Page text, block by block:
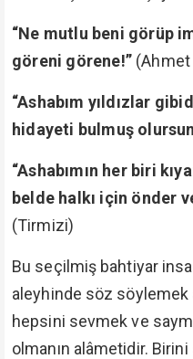
“Ne mutlu beni görüp
göreni görene!” (Ahmet
“Ashabım yıldızlar
hidayeti bulmuş
“Ashabımın her biri
belde halkı için önder
(Tirmizi)
Bu seçilmiş bahtiyar
aleyhinde söz söylemek
hepsini sevmek ve
olmanın alâmetidir.